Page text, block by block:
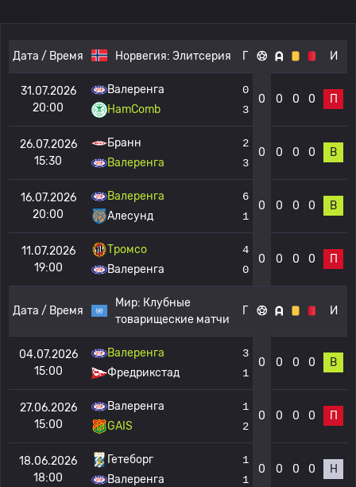
Дата / Время Норвегия: Элитсерия Г И
31.07.2026
20:00
Валеренга
HamComb
0
3
0 0 0 0 П
26.07.2026
15:30
Бранн
Валеренга
2
3
0 0 0 0 В
16.07.2026
20:00
Валеренга
Алесунд
6
1
0 0 0 0 В
11.07.2026
19:00
Тромсо
Валеренга
4
0
0 0 0 0 П
Дата / Время
Мир: Клубные
товарищеские матчи
Г И
04.07.2026
15:00
Валеренга
Фредрикстад
3
1
0 0 0 0 В
27.06.2026
15:00
Валеренга
GAIS
1
2
0 0 0 0 П
18.06.2026
18:00
Гетеборг
Валеренга
1
1
0 0 0 0 Н